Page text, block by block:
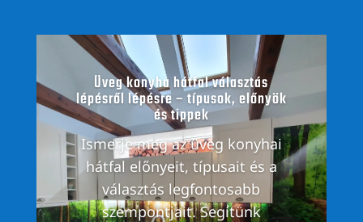
Üveg konyha hátfal választás
lépésről lépésre – típusok, előnyök
és tippek
Ismerje meg az üveg konyhai
hátfal előnyeit, típusait és a
választás legfontosabb
szempontjait. Segítünk